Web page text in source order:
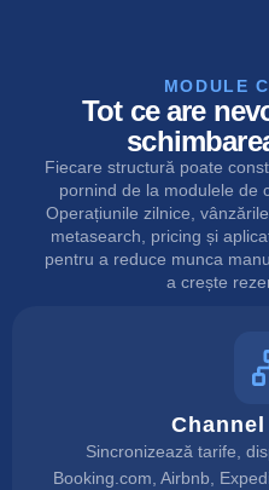
MODULE
Tot ce are
Fiecare structură poate
pornind de la modulele de
Operațiunile zilnice,
metasearch, pricing și
pentru a reduce munca
a crește
Sincronizează tarife,
Booking.com, Airbnb,